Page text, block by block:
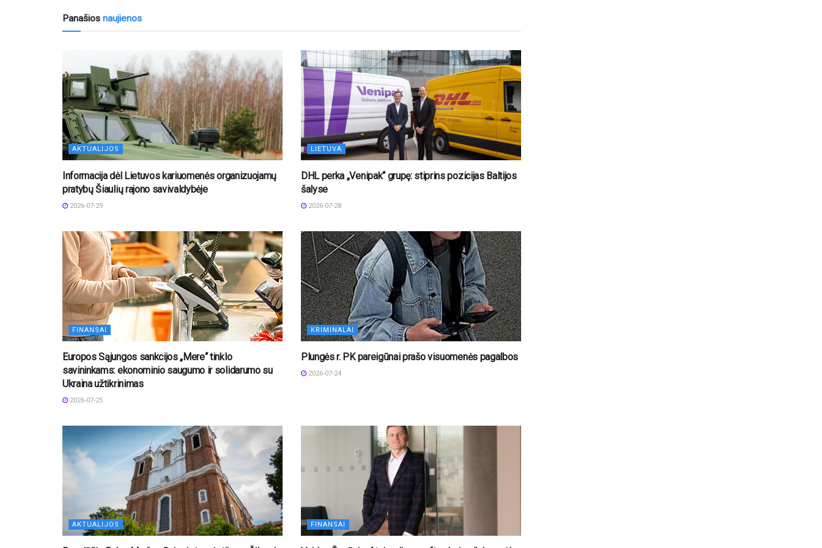
Panašios naujienos
AKTUALIJOS
Informacija dėl Lietuvos kariuomenės organizuojamų
pratybų Šiaulių rajono savivaldybėje
2026-07-29
LIETUVA
DHL perka „Venipak“ grupę: stiprins pozicijas Baltijos
šalyse
2026-07-28
FINANSAI
Europos Sąjungos sankcijos „Mere“ tinklo
savininkams: ekonominio saugumo ir solidarumo su
Ukraina užtikrinimas
2026-07-25
KRIMINALAI
Plungės r. PK pareigūnai prašo visuomenės pagalbos
2026-07-24
AKTUALIJOS FINANSAI